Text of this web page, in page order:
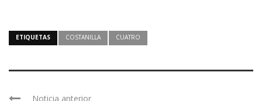
ETIQUETAS COSTANILLA CUATRO
Noticia anterior